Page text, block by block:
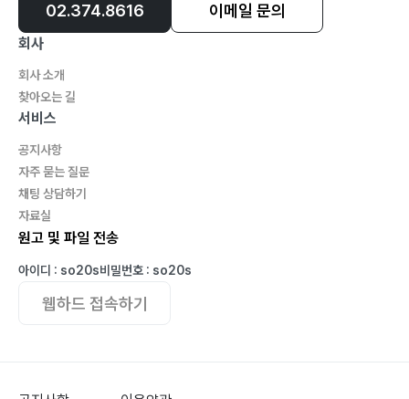
02.374.8616 이메일 문의
회사
회사 소개
찾아오는 길
서비스
공지사항
자주 묻는 질문
채팅 상담하기
자료실
원고 및 파일 전송
아이디 : so20s비밀번호 : so20s
웹하드 접속하기